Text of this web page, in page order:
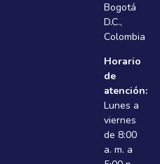
Bogotá
D.C.,
Colombia
Horario
de
atención:
Lunes a
viernes
de 8:00
a. m. a